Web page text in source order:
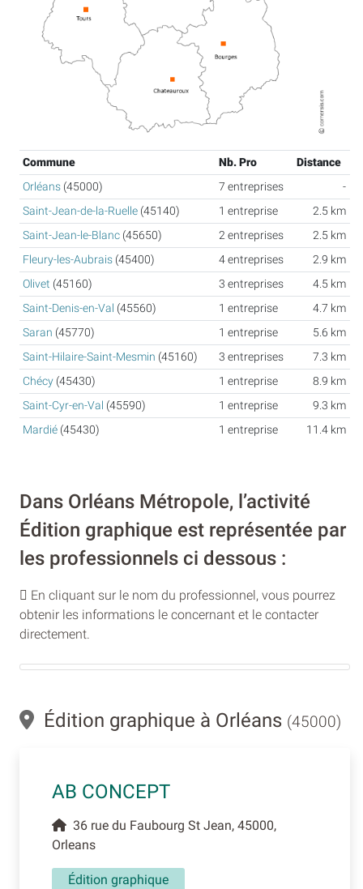
Commune Nb. Pro
Distance
Orléans (45000) 7 entreprises
-
Saint-Jean-de-la-Ruelle (45140) 1 entreprise
2.5 km
Saint-Jean-le-Blanc (45650) 2 entreprises
2.5 km
Fleury-les-Aubrais (45400) 4 entreprises
2.9 km
Olivet (45160) 3 entreprises
4.5 km
Saint-Denis-en-Val (45560) 1 entreprise
4.7 km
Saran (45770) 1 entreprise
5.6 km
Saint-Hilaire-Saint-Mesmin (45160) 3 entreprises
7.3 km
Chécy (45430) 1 entreprise
8.9 km
Saint-Cyr-en-Val (45590) 1 entreprise
9.3 km
Mardié (45430) 1 entreprise 11.4 km
Dans Orléans Métropole, l’activité
Édition graphique est représentée par
les professionnels ci dessous :
En cliquant sur le nom du professionnel, vous pourrez
obtenir les informations le concernant et le contacter
directement.
Édition graphique à Orléans (45000)
AB CONCEPT
36 rue du Faubourg St Jean, 45000,
Orleans
Édition graphique